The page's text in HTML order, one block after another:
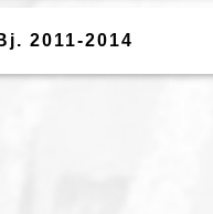
2011-2014